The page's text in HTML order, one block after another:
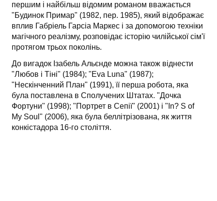
першим і найбільш відомим романом вважається
"Будинок Примар" (1982, пер. 1985), який відображає
вплив Габріель Гарсіа Маркес і за допомогою техніки
магічного реалізму, розповідає історію чилійської сім'ї
протягом трьох поколінь.
До вигадок Ізабель Альєнде можна також віднести
"Любов і Тіні" (1984); "Eva Luna" (1987);
"Нескінченний План" (1991), її перша робота, яка
була поставлена ​​в Сполучених Штатах. "Дочка
Фортуни" (1998); "Портрет в Сепії" (2001) і "In? S of
My Soul" (2006), яка була беллітрізована, як життя
конкістадора 16-го століття.